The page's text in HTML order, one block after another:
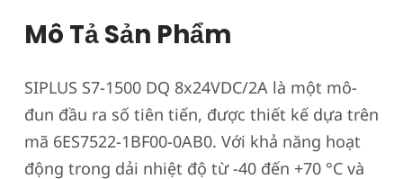
Mô Tả Sản Phẩm
SIPLUS S7-1500 DQ 8x24VDC/2A là một mô-
đun đầu ra số tiên tiến, được thiết kế dựa trên
mã 6ES7522-1BF00-0AB0. Với khả năng hoạt
động trong dải nhiệt độ từ -40 đến +70 °C và